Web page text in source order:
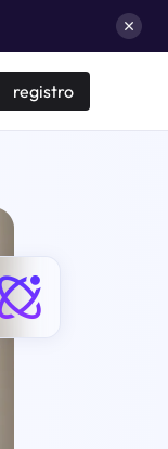
registro